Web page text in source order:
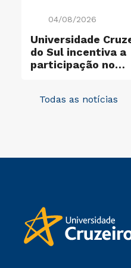
04/08/2026
Universidade
do Sul incentiva a
participação no
Todas as notícias